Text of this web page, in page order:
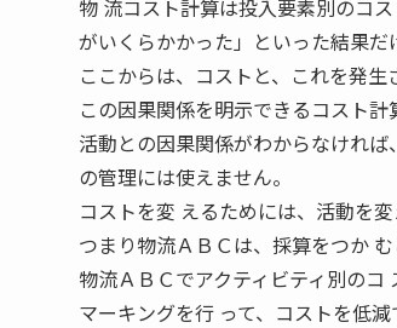
物 流コスト計算は投入要素別のコ
がいくらかかった」といった結果だ
ここからは、コストと、これを発
この因果関係を明示できるコスト計
活動との因果関係がわからなけれ
の管理には使えません。
コストを変 えるためには、活動を
つまり物流ＡＢＣは、採算をつか
物流ＡＢＣでアクティビティ別の
マーキングを行 って、コストを低減